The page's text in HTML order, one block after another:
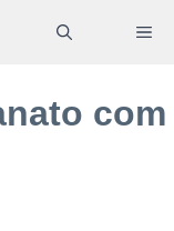
com